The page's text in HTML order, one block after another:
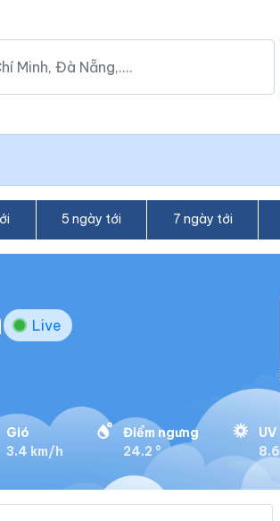
5 ngày tới 7 ngày tới
Live
Gió
3.4 km/h
Điểm ngưng
24.2 °
UV
8.6